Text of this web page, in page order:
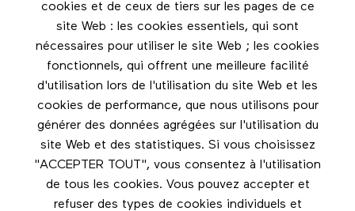
cookies et de ceux de tiers sur les pages de ce
site Web : les cookies essentiels, qui sont
nécessaires pour utiliser le site Web ; les cookies
fonctionnels, qui offrent une meilleure facilité
d'utilisation lors de l'utilisation du site Web et les
cookies de performance, que nous utilisons pour
générer des données agrégées sur l'utilisation du
site Web et des statistiques. Si vous choisissez
"ACCEPTER TOUT", vous consentez à l'utilisation
de tous les cookies. Vous pouvez accepter et
refuser des types de cookies individuels et
Restez en contact grâce à l'infolettre
Footer menu
Les éditions Esse
Instagram
Facebook
Nous contacter